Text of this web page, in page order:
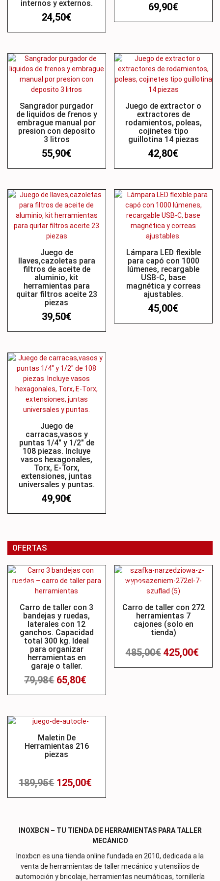
internos y externos.
24,50€
69,90€
Sangrador purgador
de liquidos de frenos y
embrague manual por
presion con deposito
3 litros
55,90€
Juego de extractor o
extractores de
rodamientos, poleas,
cojinetes tipo
guillotina 14 piezas
42,80€
Juego de
llaves,cazoletas para
filtros de aceite de
aluminio, kit
herramientas para
quitar filtros aceite 23
piezas
39,50€
Lámpara LED flexible
para capó con 1000
lúmenes, recargable
USB-C, base
magnética y correas
ajustables.
45,00€
Juego de
carracas,vasos y
puntas 1/4″ y 1/2″ de
108 piezas. Incluye
vasos hexagonales,
Torx, E-Torx,
extensiones, juntas
universales y puntas.
49,90€
OFERTAS
Oferta
Carro de taller con 3
bandejas y ruedas,
laterales con 12
ganchos. Capacidad
total 300 kg. Ideal
para organizar
herramientas en
garaje o taller.
79,98€ 65,80€
Oferta
Carro de taller con 272
herramientas 7
cajones (solo en
tienda)
485,00€ 425,00€
Maletin De
Herramientas 216
piezas
189,95€ 125,00€
INOXBCN – TU TIENDA DE HERRAMIENTAS PARA TALLER
MECÁNICO
Inoxbcn es una tienda online fundada en 2010, dedicada a la
venta de herramientas de taller mecánico y utensilios de
automoción y bricolaje, herramientas neumáticas, tornillería